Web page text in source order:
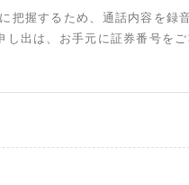
把握するため、通話内容を録
出は、お手元に証券番号を